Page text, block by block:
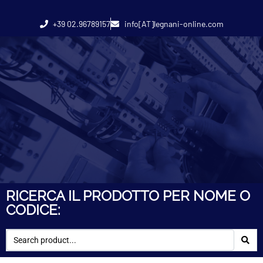
+39 02.96789157 info[AT]legnani-online.com
RICERCA IL PRODOTTO PER NOME O
CODICE: